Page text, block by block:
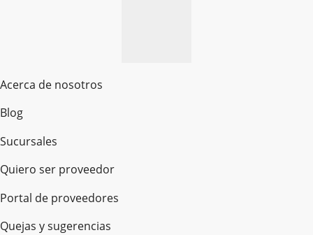
Acerca de nosotros
Blog
Sucursales
Quiero ser proveedor
Portal de proveedores
Quejas y sugerencias